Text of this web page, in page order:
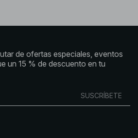
de ofertas especiales, eventos
un 15 % de descuento en tu
SUSCRÍBETE